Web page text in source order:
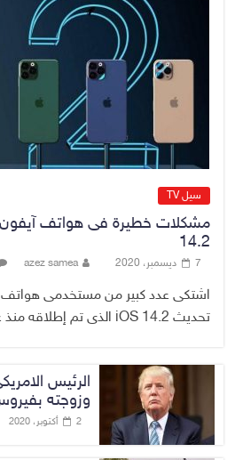
وزارة الخزانة
عقوبات
سيل TV
14.2
7 ديسمبر، 2020 azez samea
اشتكى عدد كبير من مستخدمى هواتف
تحديث iOS 14.2 الذى تم إطلاقه منذ عدة أيام، بأن
الرئيس
وزوجته
2 أكتوبر، 2020